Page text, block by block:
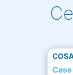
Case